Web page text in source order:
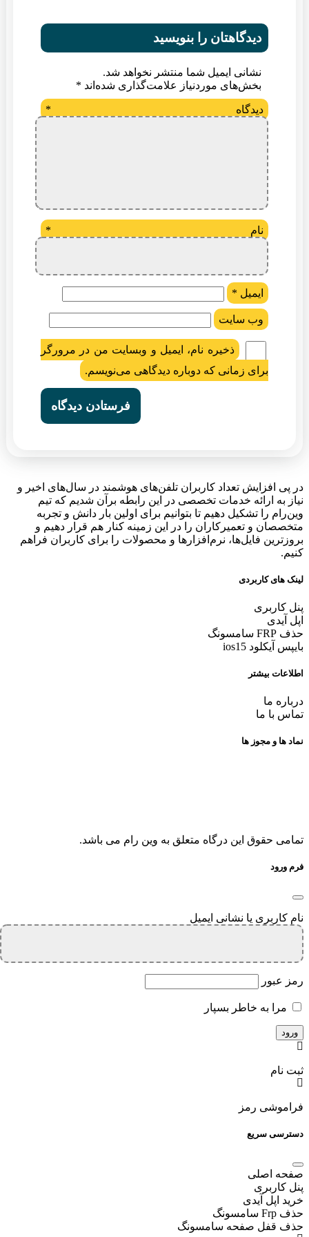
دیدگاهتان را بنویسید
نشانی ایمیل شما منتشر نخواهد شد.
بخش‌های موردنیاز علامت‌گذاری شده‌اند *
دیدگاه *
نام *
ایمیل *
وب‌ سایت
ذخیره نام، ایمیل و وبسایت من در مرورگر
برای زمانی که دوباره دیدگاهی می‌نویسم.
در پی افزایش تعداد کاربران تلفن‌های هوشمند در سال‌های اخیر و
نیاز به ارائه خدمات تخصصی در این رابطه برآن شدیم که تیم
وین‌رام را تشکیل دهیم تا بتوانیم برای اولین بار دانش و تجربه
متخصصان و تعمیرکاران را در این زمینه کنار هم قرار دهیم و
بروزترین فایل‌ها، نرم‌افزارها و محصولات را برای کاربران فراهم
کنیم.
لینک های کاربردی
پنل کاربری
اپل آیدی
حذف FRP سامسونگ
بایپس آیکلود ios15
اطلاعات بیشتر
درباره ما
تماس با ما
نماد ها و مجوز ها
تمامی حقوق این درگاه متعلق به وین رام می باشد.
فرم ورود
نام کاربری یا نشانی ایمیل
رمز عبور
مرا به خاطر بسپار
ثبت نام
فراموشی رمز
دسترسی سریع
صفحه اصلی
پنل کاربری
خرید اپل آیدی
حذف Frp سامسونگ
حذف قفل صفحه سامسونگ